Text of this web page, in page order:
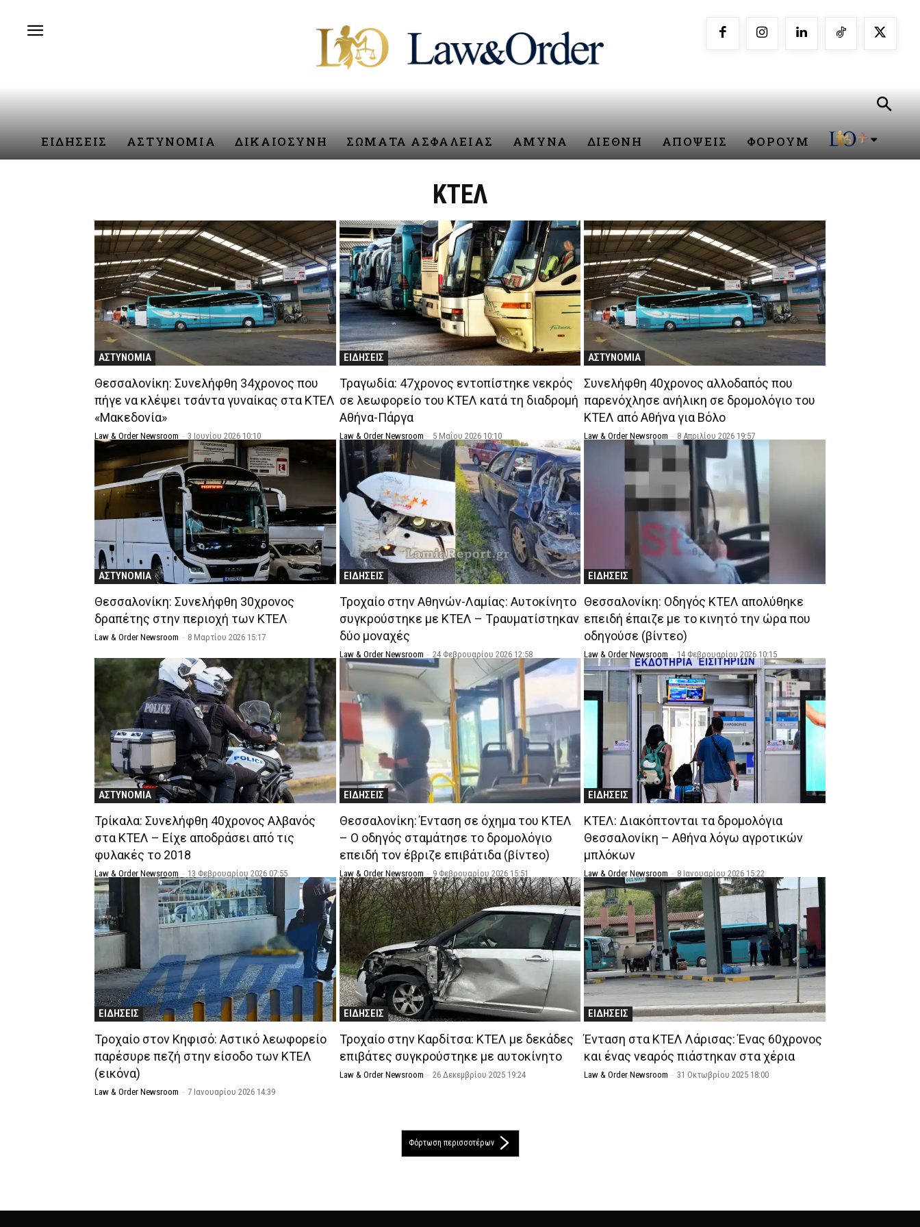
ΕΙΔΗΣΕΙΣ ΑΣΤΥΝΟΜΙΑ ΔΙΚΑΙΟΣΥΝΗ ΣΩΜΑΤΑ ΑΣΦΑΛΕΙΑΣ ΑΜΥΝΑ ΔΙΕΘΝΗ ΑΠΟΨΕΙΣ ΦΟΡΟΥΜ
ΚΤΕΛ
ΑΣΤΥΝΟΜΙΑ
Θεσσαλονίκη: Συνελήφθη 34χρονος που
πήγε να κλέψει τσάντα γυναίκας στα ΚΤΕΛ
«Μακεδονία»
Law & Order Newsroom - 3 Ιουνίου 2026 10:10
ΕΙΔΗΣΕΙΣ
Τραγωδία: 47χρονος εντοπίστηκε νεκρός
σε λεωφορείο του ΚΤΕΛ κατά τη διαδρομή
Αθήνα-Πάργα
Law & Order Newsroom - 5 Μαΐου 2026 10:10
ΑΣΤΥΝΟΜΙΑ
Συνελήφθη 40χρονος αλλοδαπός που
παρενόχλησε ανήλικη σε δρομολόγιο του
ΚΤΕΛ από Αθήνα για Βόλο
Law & Order Newsroom - 8 Απριλίου 2026 19:57
ΑΣΤΥΝΟΜΙΑ
Θεσσαλονίκη: Συνελήφθη 30χρονος
δραπέτης στην περιοχή των ΚΤΕΛ
Law & Order Newsroom - 8 Μαρτίου 2026 15:17
ΕΙΔΗΣΕΙΣ
Τροχαίο στην Αθηνών-Λαμίας: Αυτοκίνητο
συγκρούστηκε με ΚΤΕΛ – Tραυματίστηκαν
δύο μοναχές
Law & Order Newsroom - 24 Φεβρουαρίου 2026 12:58
ΕΙΔΗΣΕΙΣ
Θεσσαλονίκη: Οδηγός ΚΤΕΛ απολύθηκε
επειδή έπαιζε με το κινητό την ώρα που
οδηγούσε (βίντεο)
Law & Order Newsroom - 14 Φεβρουαρίου 2026 10:15
ΑΣΤΥΝΟΜΙΑ
Τρίκαλα: Συνελήφθη 40χρονος Αλβανός
στα ΚΤΕΛ – Είχε αποδράσει από τις
φυλακές το 2018
Law & Order Newsroom - 13 Φεβρουαρίου 2026 07:55
ΕΙΔΗΣΕΙΣ
Θεσσαλονίκη: Ένταση σε όχημα του ΚΤΕΛ
– Ο οδηγός σταμάτησε το δρομολόγιο
επειδή τον έβριζε επιβάτιδα (βίντεο)
Law & Order Newsroom - 9 Φεβρουαρίου 2026 15:51
ΕΙΔΗΣΕΙΣ
ΚΤΕΛ: Διακόπτονται τα δρομολόγια
Θεσσαλονίκη – Αθήνα λόγω αγροτικών
μπλόκων
Law & Order Newsroom - 8 Ιανουαρίου 2026 15:22
ΕΙΔΗΣΕΙΣ
Τροχαίο στον Κηφισό: Αστικό λεωφορείο
παρέσυρε πεζή στην είσοδο των ΚΤΕΛ
(εικόνα)
Law & Order Newsroom - 7 Ιανουαρίου 2026 14:39
ΕΙΔΗΣΕΙΣ
Τροχαίο στην Καρδίτσα: ΚΤΕΛ με δεκάδες
επιβάτες συγκρούστηκε με αυτοκίνητο
Law & Order Newsroom - 26 Δεκεμβρίου 2025 19:24
ΕΙΔΗΣΕΙΣ
Ένταση στα ΚΤΕΛ Λάρισας: Ένας 60χρονος
και ένας νεαρός πιάστηκαν στα χέρια
Law & Order Newsroom - 31 Οκτωβρίου 2025 18:00
Φόρτωση περισσοτέρων